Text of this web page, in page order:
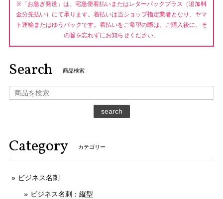
※「お急ぎ発送」は、宅急便着払いまたはレターパックプラス（追加料
金分先払い）にて承ります。着払いは当ショップ指定業者となり、ヤマ
ト運輸またはゆうパックです。着払いをご希望の際は、ご購入後に、そ
の旨を忘れずにお知らせください。
Search 商品検索
search
Category カテゴリー
ビジネス名刺
ビジネス名刺：縦型